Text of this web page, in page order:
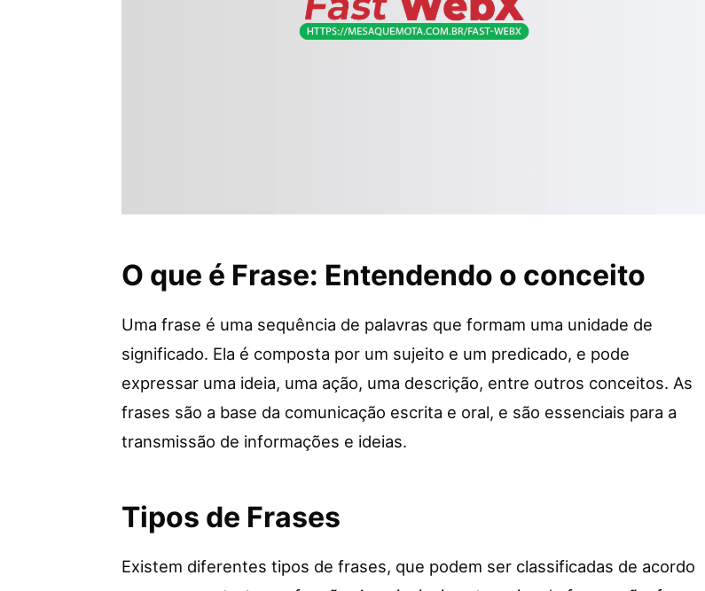
O que é Frase: Entendendo o conceito
Uma frase é uma sequência de palavras que formam uma unidade de
significado. Ela é composta por um sujeito e um predicado, e pode
expressar uma ideia, uma ação, uma descrição, entre outros conceitos. As
frases são a base da comunicação escrita e oral, e são essenciais para a
transmissão de informações e ideias.
Tipos de Frases
Existem diferentes tipos de frases, que podem ser classificadas de acordo